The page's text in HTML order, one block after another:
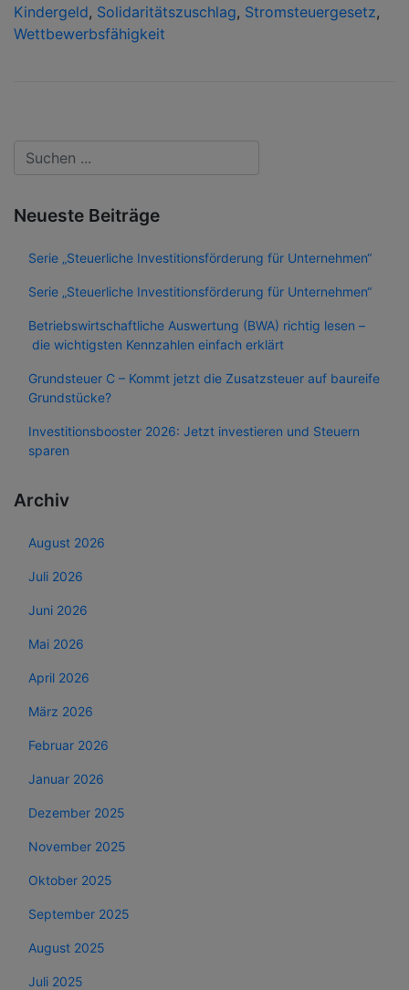
Kindergeld, Solidaritätszuschlag, Stromsteuergesetz,
Wettbewerbsfähigkeit
Neueste Beiträge
Serie „Steuerliche Investitionsförderung für Unternehmen“
Serie „Steuerliche Investitionsförderung für Unternehmen“
Betriebswirtschaftliche Auswertung (BWA) richtig lesen –
die wichtigsten Kennzahlen einfach erklärt
Grundsteuer C – Kommt jetzt die Zusatzsteuer auf baureife
Grundstücke?
Investitionsbooster 2026: Jetzt investieren und Steuern
sparen
Archiv
August 2026
Juli 2026
Juni 2026
Mai 2026
April 2026
März 2026
Februar 2026
Januar 2026
Dezember 2025
November 2025
Oktober 2025
September 2025
August 2025
Juli 2025